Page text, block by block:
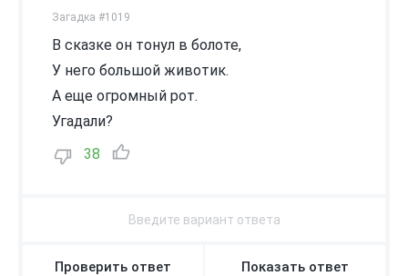
Загадка #1019
В сказке он тонул в болоте,
У него большой животик.
А еще огромный рот.
Угадали?
38
Проверить ответ Показать ответ